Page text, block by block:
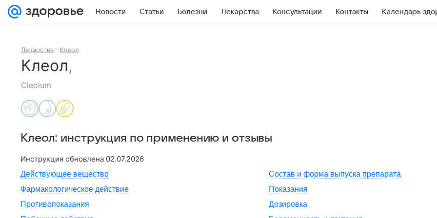
Новости Статьи Болезни Лекарства Консультации Контакты Календарь
Лекарства Клеол
Клеол,
Cleolum
Клеол: инструкция по применению и отзывы
Инструкция обновлена 02.07.2026
Действующее вещество
Состав и форма выпуска препарата
Фармакологическое действие
Показания
Противопоказания
Дозировка